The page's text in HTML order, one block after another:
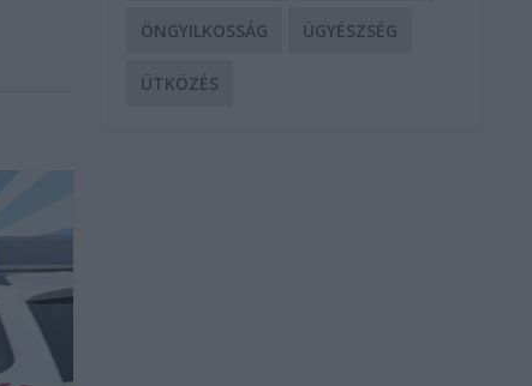
ÖNGYILKOSSÁG ÜGYÉSZSÉG
ÜTKÖZÉS